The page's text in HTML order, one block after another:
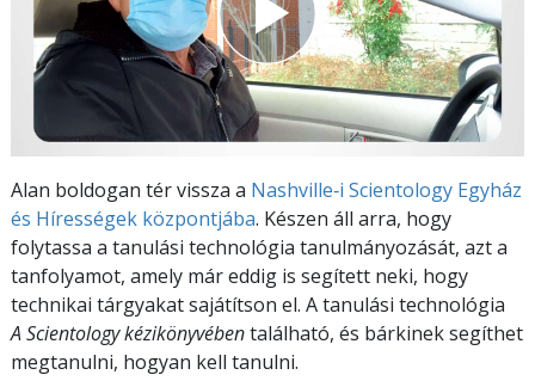
Alan boldogan tér vissza a Nashville‑i Scientology Egyház
és Hírességek központjába. Készen áll arra, hogy
folytassa a tanulási technológia tanulmányozását, azt a
tanfolyamot, amely már eddig is segített neki, hogy
technikai tárgyakat sajátítson el. A tanulási technológia
A Scientology kézikönyvébentalálható, és bárkinek segíthet
megtanulni, hogyan kell tanulni.